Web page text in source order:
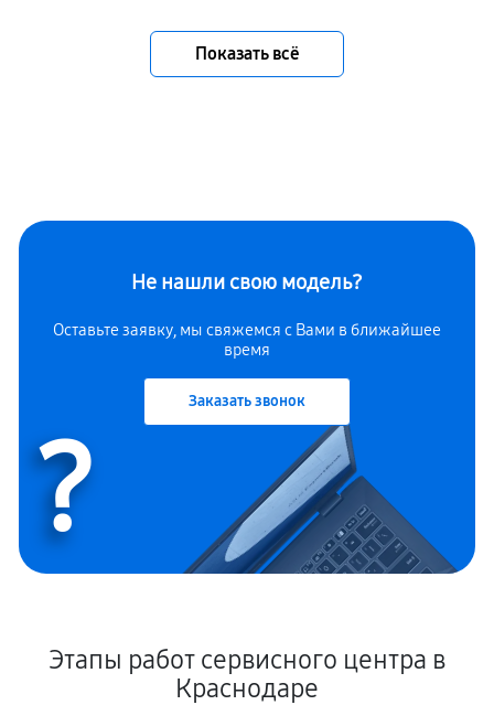
Показать всё
Не нашли свою модель?
Оставьте заявку, мы свяжемся с Вами в ближайшее
время
Заказать звонок
?
Этапы работ сервисного центра в
Краснодаре